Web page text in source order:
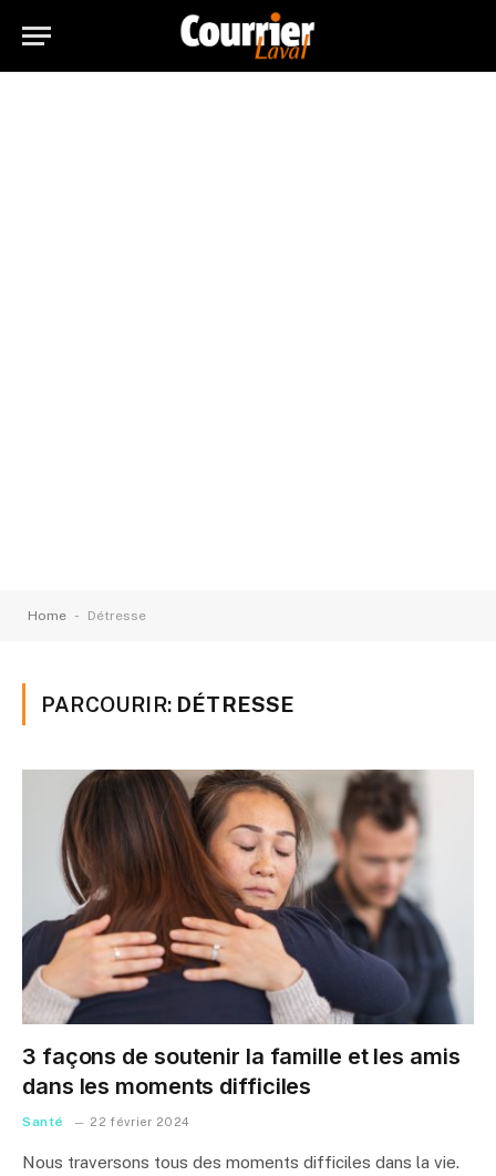
Home - Détresse
PARCOURIR: DÉTRESSE
3 façons de soutenir la famille et les amis
dans les moments difficiles
Santé 22 février 2024
Nous traversons tous des moments difficiles dans la vie.